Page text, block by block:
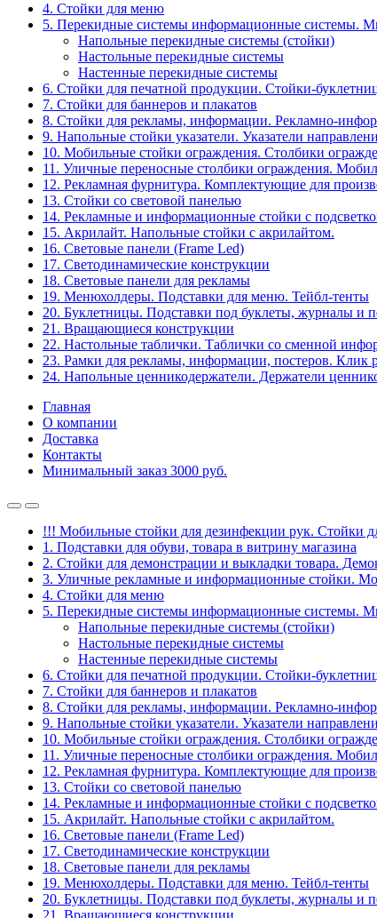
4. Стойки для меню
5. Перекидные системы информационные системы.
Напольные перекидные системы (стойки)
Настольные перекидные системы
Настенные перекидные системы
6. Стойки для печатной продукции. Стойки-
7. Стойки для баннеров и плакатов
8. Стойки для рекламы, информации. Рекламно-
9. Напольные стойки указатели. Указатели
10. Мобильные стойки ограждения. Столбики
11. Уличные переносные столбики ограждения.
12. Рекламная фурнитура. Комплектующие для
13. Стойки со световой панелью
14. Рекламные и информационные стойки с
15. Акрилайт. Напольные стойки с акрилайтом.
16. Световые панели (Frame Led)
17. Светодинамические конструкции
18. Световые панели для рекламы
19. Менюхолдеры. Подставки для меню. Тейбл-тенты
20. Буклетницы. Подставки под буклеты, журналы и
21. Вращающиеся конструкции
22. Настольные таблички. Таблички со сменной
23. Рамки для рекламы, информации, постеров. Клик
24. Напольные ценникодержатели. Держатели
Главная
О компании
Доставка
Контакты
Минимальный заказ 3000 руб.
!!! Мобильные стойки для дезинфекции рук. Стойки
1. Подставки для обуви, товара в витрину магазина
2. Стойки для демонстрации и выкладки товара.
3. Уличные рекламные и информационные стойки.
4. Стойки для меню
5. Перекидные системы информационные системы.
Напольные перекидные системы (стойки)
Настольные перекидные системы
Настенные перекидные системы
6. Стойки для печатной продукции. Стойки-
7. Стойки для баннеров и плакатов
8. Стойки для рекламы, информации. Рекламно-
9. Напольные стойки указатели. Указатели
10. Мобильные стойки ограждения. Столбики
11. Уличные переносные столбики ограждения.
12. Рекламная фурнитура. Комплектующие для
13. Стойки со световой панелью
14. Рекламные и информационные стойки с
15. Акрилайт. Напольные стойки с акрилайтом.
16. Световые панели (Frame Led)
17. Светодинамические конструкции
18. Световые панели для рекламы
19. Менюхолдеры. Подставки для меню. Тейбл-тенты
20. Буклетницы. Подставки под буклеты, журналы и
21. Вращающиеся конструкции